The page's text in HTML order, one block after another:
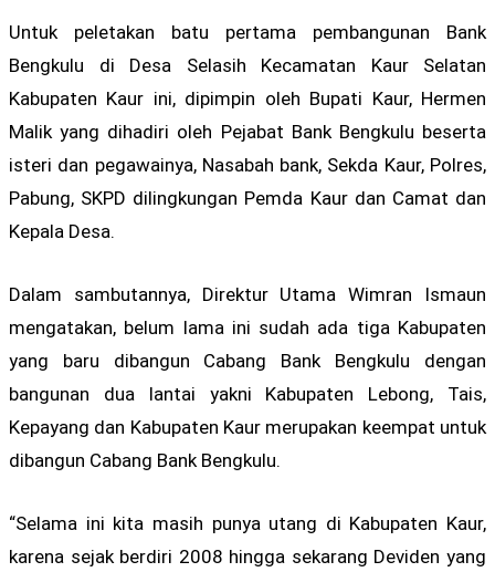
Untuk peletakan batu pertama pembangunan Bank
Bengkulu di Desa Selasih Kecamatan Kaur Selatan
Kabupaten Kaur ini, dipimpin oleh Bupati Kaur, Hermen
Malik yang dihadiri oleh Pejabat Bank Bengkulu beserta
isteri dan pegawainya, Nasabah bank, Sekda Kaur, Polres,
Pabung, SKPD dilingkungan Pemda Kaur dan Camat dan
Kepala Desa.
Dalam sambutannya, Direktur Utama Wimran Ismaun
mengatakan, belum lama ini sudah ada tiga Kabupaten
yang baru dibangun Cabang Bank Bengkulu dengan
bangunan dua lantai yakni Kabupaten Lebong, Tais,
Kepayang dan Kabupaten Kaur merupakan keempat untuk
dibangun Cabang Bank Bengkulu.
“Selama ini kita masih punya utang di Kabupaten Kaur,
karena sejak berdiri 2008 hingga sekarang Deviden yang